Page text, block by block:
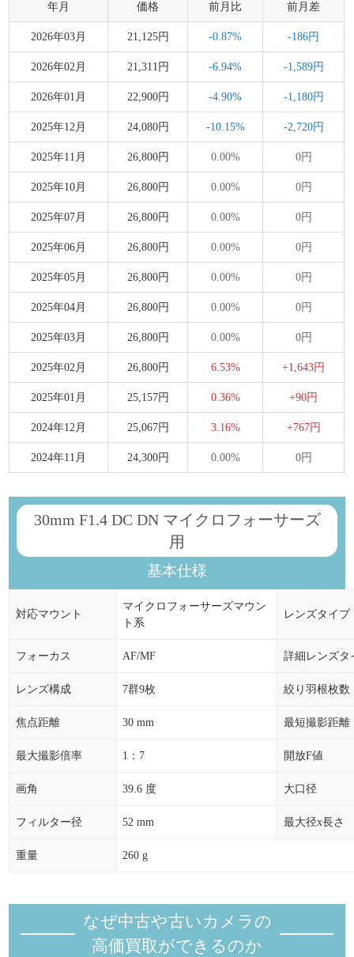
年月 価格 前月比 前月差
2026年03月 21,125円 -0.87% -186円
2026年02月 21,311円 -6.94% -1,589円
2026年01月 22,900円 -4.90% -1,180円
2025年12月 24,080円 -10.15% -2,720円
2025年11月 26,800円 0.00% 0円
2025年10月 26,800円 0.00% 0円
2025年07月 26,800円 0.00% 0円
2025年06月 26,800円 0.00% 0円
2025年05月 26,800円 0.00% 0円
2025年04月 26,800円 0.00% 0円
2025年03月 26,800円 0.00% 0円
2025年02月 26,800円 6.53% +1,643円
2025年01月 25,157円 0.36% +90円
2024年12月 25,067円 3.16% +767円
2024年11月 24,300円 0.00% 0円
30mm F1.4 DC DN マイクロフォーサーズ
用
基本仕様
対応マウント
マイクロフォーサーズマウン
ト系
レンズタイプ
フォーカス AF/MF 詳細レンズタ
レンズ構成 7群9枚 絞り羽根枚数
焦点距離 30 mm 最短撮影距離
最大撮影倍率 1：7 開放F値
画角 39.6 度 大口径
フィルター径 52 mm 最大径x長さ
重量 260 g
なぜ中古や古いカメラの
高価買取ができるのか